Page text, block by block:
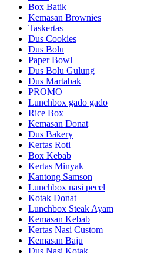
Box Batik
Kemasan Brownies
Taskertas
Dus Cookies
Dus Bolu
Paper Bowl
Dus Bolu Gulung
Dus Martabak
PROMO
Lunchbox gado gado
Rice Box
Kemasan Donat
Dus Bakery
Kertas Roti
Box Kebab
Kertas Minyak
Kantong Samson
Lunchbox nasi pecel
Kotak Donat
Lunchbox Steak Ayam
Kemasan Kebab
Kertas Nasi Custom
Kemasan Baju
Dus Nasi Kotak